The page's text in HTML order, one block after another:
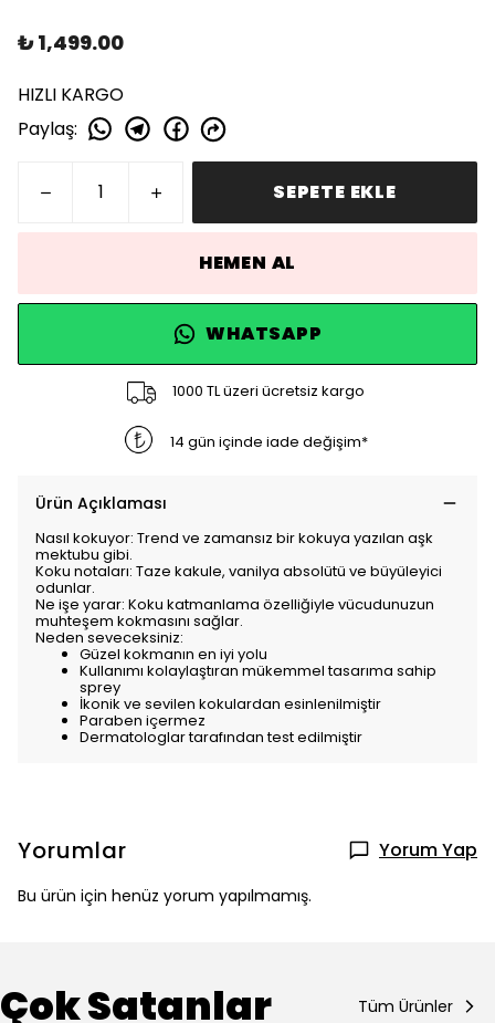
₺ 1,499.00
HIZLI KARGO
Paylaş:
SEPETE EKLE
HEMEN AL
WHATSAPP
1000 TL üzeri ücretsiz kargo
14 gün içinde iade değişim*
Ürün Açıklaması
Nasıl kokuyor: Trend ve zamansız bir kokuya yazılan aşk
mektubu gibi.
Koku notaları: Taze kakule, vanilya absolütü ve büyüleyici
odunlar.
Ne işe yarar: Koku katmanlama özelliğiyle vücudunuzun
muhteşem kokmasını sağlar.
Neden seveceksiniz:
Güzel kokmanın en iyi yolu
Kullanımı kolaylaştıran mükemmel tasarıma sahip
sprey
İkonik ve sevilen kokulardan esinlenilmiştir
Paraben içermez
Dermatologlar tarafından test edilmiştir
Yorumlar Yorum Yap
Bu ürün için henüz yorum yapılmamış.
Çok Satanlar Tüm Ürünler